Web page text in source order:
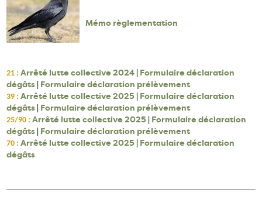
Mémo règlementation
21 :Arrêté lutte collective 2024 | Formulaire déclaration
dégâts | Formulaire déclaration prélèvement
39 :Arrêté lutte collective 2025 | Formulaire déclaration
dégâts | Formulaire déclaration prélèvement
25/90 :Arrêté lutte collective 2025 | Formulaire déclaration
dégâts | Formulaire déclaration prélèvement
70 :Arrêté lutte collective 2025 | Formulaire déclaration
dégâts